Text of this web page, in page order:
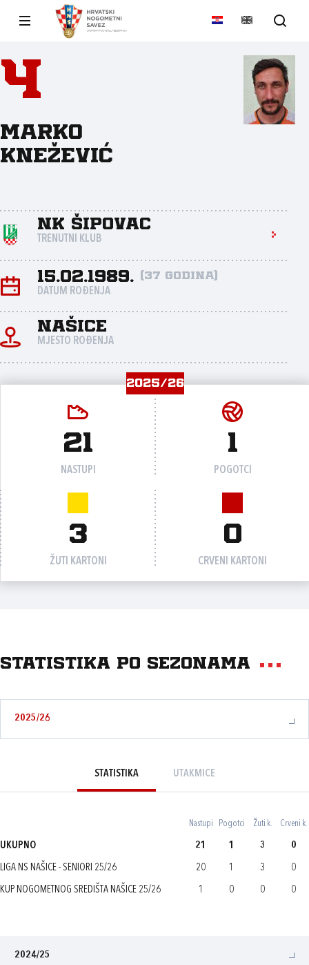
4
Marko
Knežević
NK Šipovac
TRENUTNI KLUB
15.02.1989. (37 godina)
DATUM ROĐENJA
Našice
MJESTO ROĐENJA
2025/26
21
NASTUPI
1
POGOTCI
3
ŽUTI KARTONI
0
CRVENI KARTONI
Statistika po sezonama
2025/26
STATISTIKA UTAKMICE
Nastupi Pogotci Žuti k. Crveni k.
UKUPNO 21 1 3 0
LIGA NS NAŠICE - SENIORI 25/26 20 1 3 0
KUP NOGOMETNOG SREDIŠTA NAŠICE 25/26 1 0 0 0
2024/25